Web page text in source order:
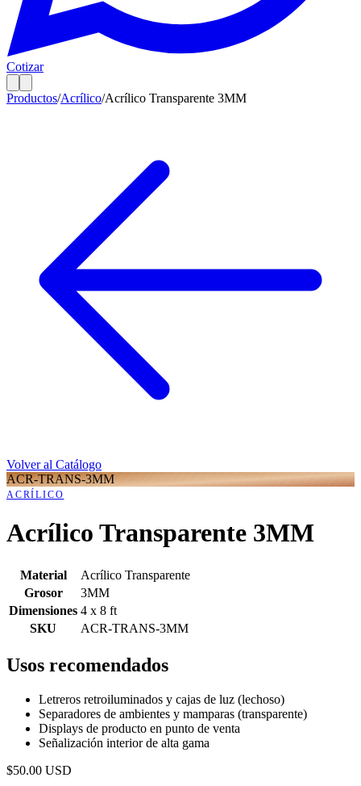
Cotizar
Productos/Acrílico/Acrílico Transparente 3MM
Volver al Catálogo
ACR-TRANS-3MM
ACRÍLICO
Acrílico Transparente 3MM
Material
Acrílico Transparente
Grosor
3MM
Dimensiones 4 x 8 ft
SKU
ACR-TRANS-3MM
Usos recomendados
Letreros retroiluminados y cajas de luz (lechoso)
Separadores de ambientes y mamparas (transparente)
Displays de producto en punto de venta
Señalización interior de alta gama
$50.00 USD